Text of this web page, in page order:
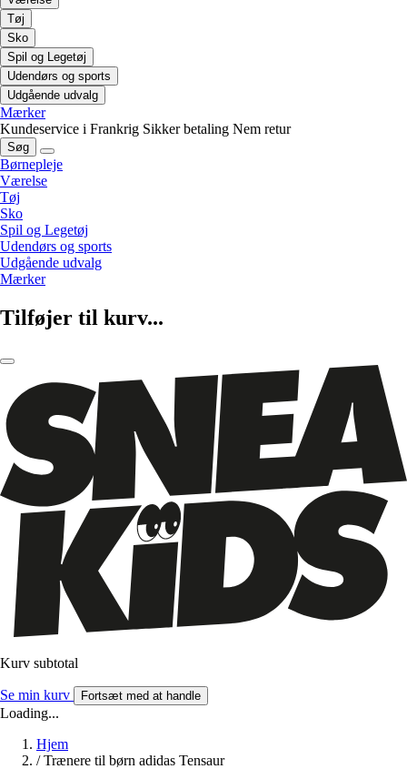
Tøj
Sko
Spil og Legetøj
Udendørs og sports
Udgående udvalg
Mærker
Kundeservice i Frankrig Sikker betaling Nem retur
Søg
Børnepleje
Værelse
Tøj
Sko
Spil og Legetøj
Udendørs og sports
Udgående udvalg
Mærker
Tilføjer til kurv...
Kurv subtotal
Se min kurv Fortsæt med at handle
Loading...
Hjem
/ Trænere til børn adidas Tensaur